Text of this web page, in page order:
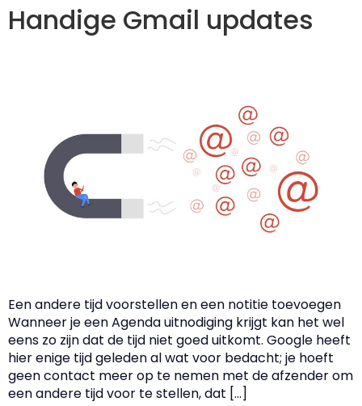
Handige Gmail updates
Een andere tijd voorstellen en een notitie toevoegen
Wanneer je een Agenda uitnodiging krijgt kan het wel
eens zo zijn dat de tijd niet goed uitkomt. Google heeft
hier enige tijd geleden al wat voor bedacht; je hoeft
geen contact meer op te nemen met de afzender om
een andere tijd voor te stellen, dat […]